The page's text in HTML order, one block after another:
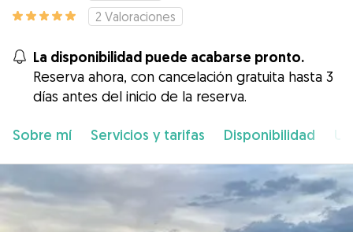
2 Valoraciones
La disponibilidad puede acabarse pronto.
Reserva ahora, con cancelación gratuita hasta 3
días antes del inicio de la reserva.
Sobre mí Servicios y tarifas Disponibilidad